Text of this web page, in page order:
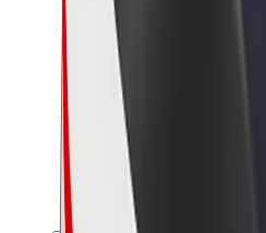
Sjåførinntekter
Leveringsbud
Inntekter for leveringsbud
Bolt Food-partnere
Flåter
Franchiser